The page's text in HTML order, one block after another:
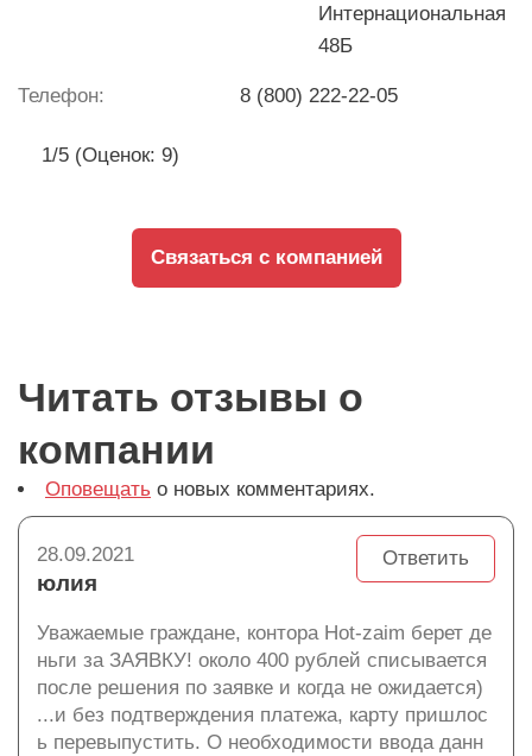
Интернациональная
48Б
Телефон: 8 (800) 222-22-05
1/5 (Оценок: 9)
Связаться с компанией
Читать отзывы о
компании
Оповещать о новых комментариях.
Ответить
28.09.2021
юлия
Уважаемые граждане, контора Hot-zaim берет де
ньги за ЗАЯВКУ! около 400 рублей списывается
после решения по заявке и когда не ожидается)
...и без подтверждения платежа, карту пришлос
ь перевыпустить. О необходимости ввода данн